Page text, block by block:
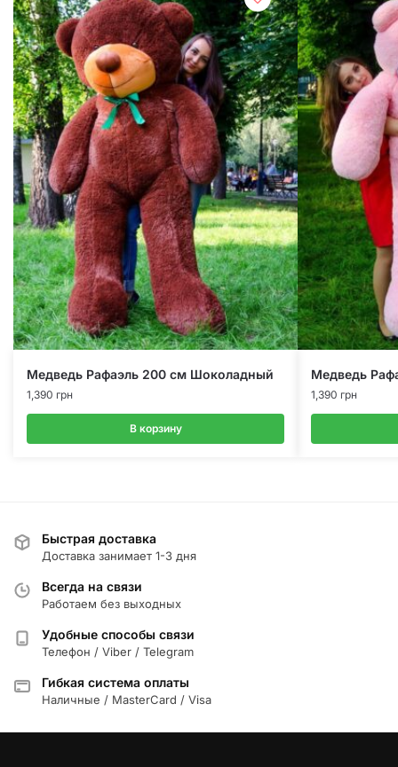
Медведь Рафаэль 200 см Шоколадный
1,390 грн
В корзину
Медведь
1,390 грн
Быстрая доставка
Доставка занимает 1-3 дня
Всегда на связи
Работаем без выходных
Удобные способы связи
Телефон / Viber / Telegram
Гибкая система оплаты
Наличные / MasterCard / Visa